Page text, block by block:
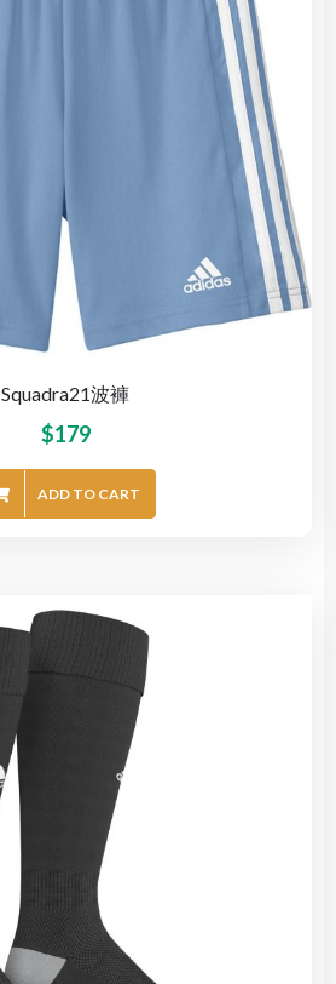
Squadra21波褲
$179
ADD TO CART